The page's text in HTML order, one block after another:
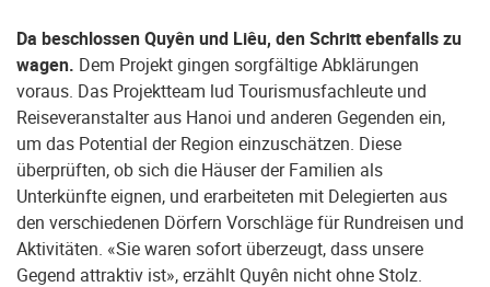
Da beschlossen Quyên und Liêu, den Schritt ebenfalls zu
wagen. Dem Projekt gingen sorgfältige Abklärungen
voraus. Das Projektteam lud Tourismusfachleute und
Reiseveranstalter aus Hanoi und anderen Gegenden ein,
um das Potential der Region einzuschätzen. Diese
überprüften, ob sich die Häuser der Familien als
Unterkünfte eignen, und erarbeiteten mit Delegierten aus
den verschiedenen Dörfern Vorschläge für Rundreisen und
Aktivitäten. «Sie waren sofort überzeugt, dass unsere
Gegend attraktiv ist», erzählt Quyên nicht ohne Stolz.